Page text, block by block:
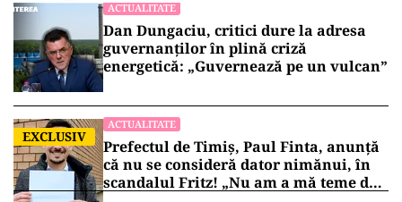
ACTUALITATE
Dan Dungaciu, critici dure la adresa
guvernanților în plină criză
energetică: „Guvernează pe un vulcan”
EXCLUSIV
ACTUALITATE
Prefectul de Timiș, Paul Finta, anunță
că nu se consideră dator nimănui, în
scandalul Fritz! „Nu am a mă teme de